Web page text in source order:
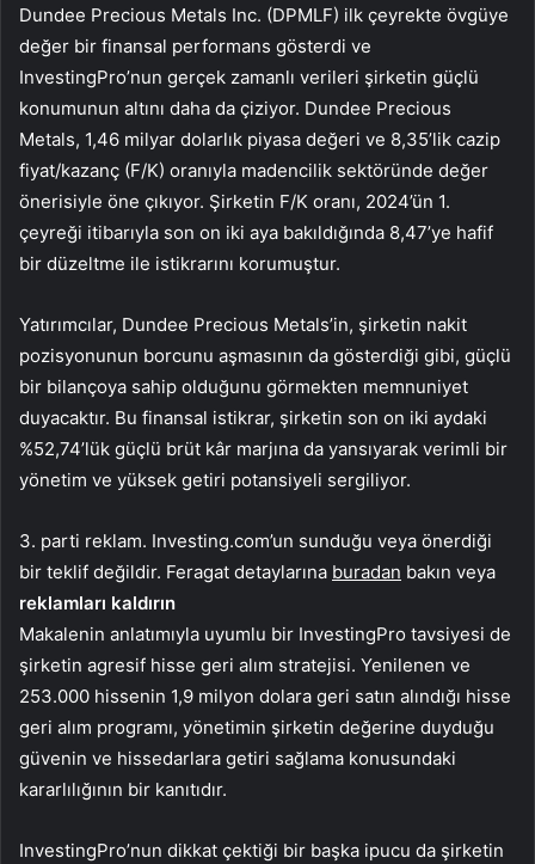
Dundee Precious Metals Inc. (DPMLF) ilk çeyrekte övgüye
değer bir finansal performans gösterdi ve
InvestingPro’nun gerçek zamanlı verileri şirketin güçlü
konumunun altını daha da çiziyor. Dundee Precious
Metals, 1,46 milyar dolarlık piyasa değeri ve 8,35’lik cazip
fiyat/kazanç (F/K) oranıyla madencilik sektöründe değer
önerisiyle öne çıkıyor. Şirketin F/K oranı, 2024’ün 1.
çeyreği itibarıyla son on iki aya bakıldığında 8,47’ye hafif
bir düzeltme ile istikrarını korumuştur.
Yatırımcılar, Dundee Precious Metals’in, şirketin nakit
pozisyonunun borcunu aşmasının da gösterdiği gibi, güçlü
bir bilançoya sahip olduğunu görmekten memnuniyet
duyacaktır. Bu finansal istikrar, şirketin son on iki aydaki
%52,74’lük güçlü brüt kâr marjına da yansıyarak verimli bir
yönetim ve yüksek getiri potansiyeli sergiliyor.
3. parti reklam. Investing.com’un sunduğu veya önerdiği
bir teklif değildir. Feragat detaylarına buradan bakın veya
reklamları kaldırın
Makalenin anlatımıyla uyumlu bir InvestingPro tavsiyesi de
şirketin agresif hisse geri alım stratejisi. Yenilenen ve
253.000 hissenin 1,9 milyon dolara geri satın alındığı hisse
geri alım programı, yönetimin şirketin değerine duyduğu
güvenin ve hissedarlara getiri sağlama konusundaki
kararlılığının bir kanıtıdır.
InvestingPro’nun dikkat çektiği bir başka ipucu da şirketin